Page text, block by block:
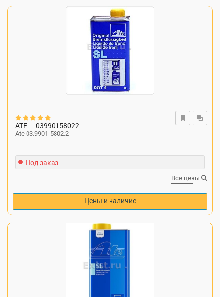
ATE 03990158022
Ate 03.9901-5802.2
Под заказ
Все цены
Цены и наличие